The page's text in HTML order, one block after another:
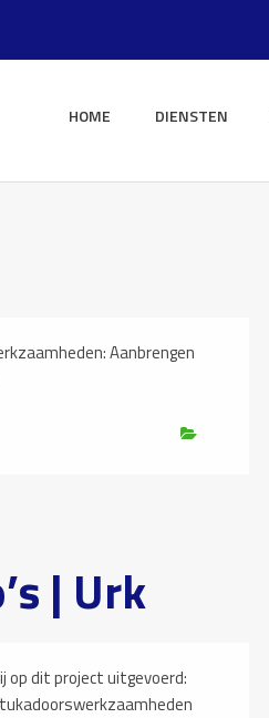
HOME DIENSTEN
Aanbrengen
| Urk
op dit project uitgevoerd: